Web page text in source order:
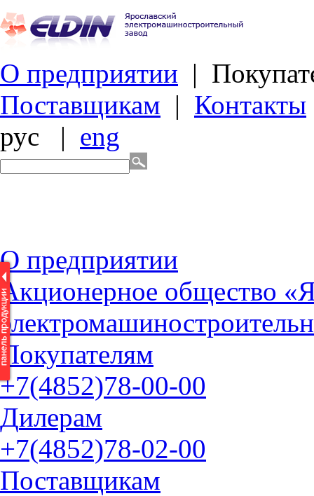
О предприятии |
Поставщикам | Контакты
рус | eng
О предприятии
Акционерное общество
Покупателям
+7(4852)78-00-00
Дилерам
+7(4852)78-02-00
Поставщикам